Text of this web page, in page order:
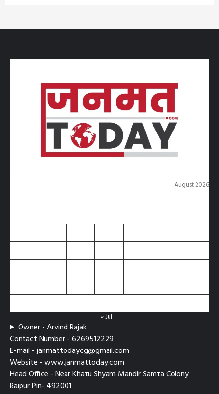
August 2026
« Jul
Owner - Arvind Rajak
Contact Number - 6269512229
E-mail - janmattodaycg@gmail.com
Website - www.janmattoday.com
Head Office - Near Khatu Shyam Mandir Samta Colony
Raipur Pin- 492001